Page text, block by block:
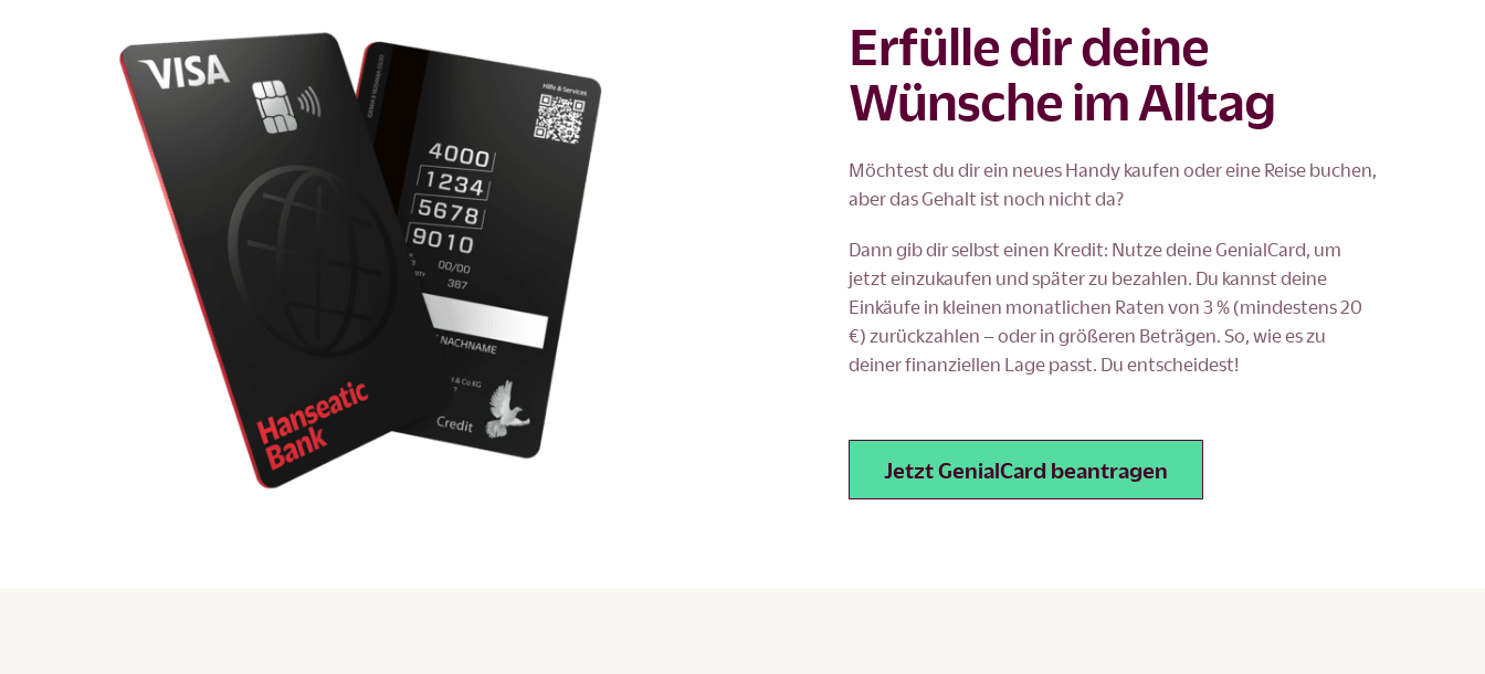
Erfülle dir deine
Wünsche im Alltag
Möchtest du dir ein neues Handy kaufen oder eine Reise buchen,
aber das Gehalt ist noch nicht da?
Dann gib dir selbst einen Kredit: Nutze deine GenialCard, um
jetzt einzukaufen und später zu bezahlen. Du kannst deine
Einkäufe in kleinen monatlichen Raten von 3 % (mindestens 20
€) zurückzahlen – oder in größeren Beträgen. So, wie es zu
deiner finanziellen Lage passt. Du entscheidest!
Jetzt GenialCard beantragen